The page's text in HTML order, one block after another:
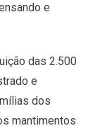
e
das 2.500
e
dos
mantimentos